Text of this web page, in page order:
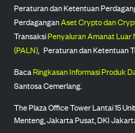
Peraturan dan Ketentuan
PerdaganganAset Crypto dan
TransaksiPenyaluran Amanat Luar
(PALN), Peraturan dan Ketentuan
BacaRingkasan Informasi Produk
Santosa Cemerlang.
The Plaza Office Tower Lantai 15
Menteng, Jakarta Pusat, DKI